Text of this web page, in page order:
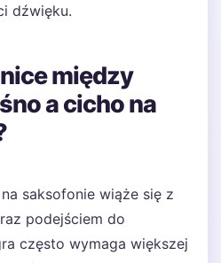
dźwięku.
między
a cicho na
saksofonie wiąże się z
podejściem do
często wymaga większej